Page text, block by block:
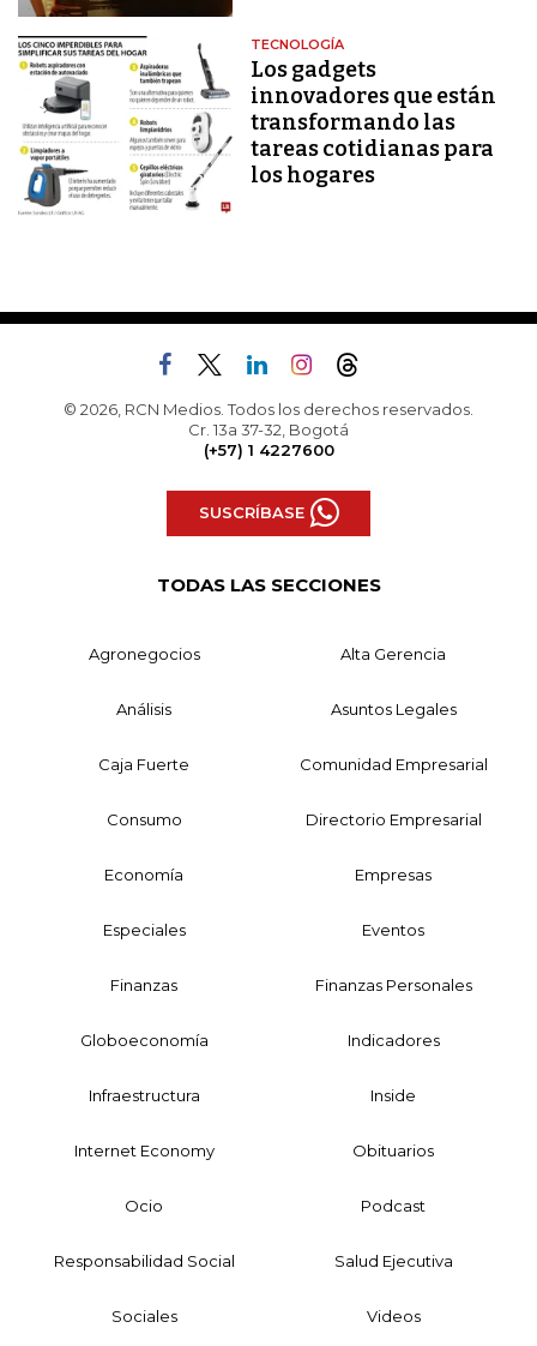
TECNOLOGÍA
Los gadgets
innovadores que están
transformando las
tareas cotidianas para
los hogares
© 2026, RCN Medios. Todos los derechos reservados.
Cr. 13a 37-32, Bogotá
(+57) 1 4227600
SUSCRÍBASE
TODAS LAS SECCIONES
Agronegocios Alta Gerencia
Análisis Asuntos Legales
Caja Fuerte Comunidad Empresarial
Consumo Directorio Empresarial
Economía Empresas
Especiales Eventos
Finanzas Finanzas Personales
Globoeconomía Indicadores
Infraestructura Inside
Internet Economy Obituarios
Ocio Podcast
Responsabilidad Social Salud Ejecutiva
Sociales Videos